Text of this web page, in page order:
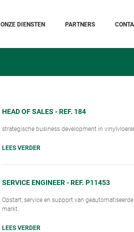
ONZE DIENSTEN PARTNERS
HEAD OF SALES - REF. 184
strategische business development in
LEES VERDER
SERVICE ENGINEER - REF. P11453
Opstart, service en support van
markt.
LEES VERDER